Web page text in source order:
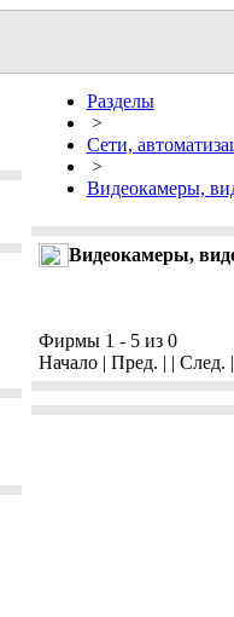
Разделы
>
Сети,
>
Видеокамеры,
Видеокамеры,
Фирмы 1 - 5 из 0
Начало | Пред. | | След.